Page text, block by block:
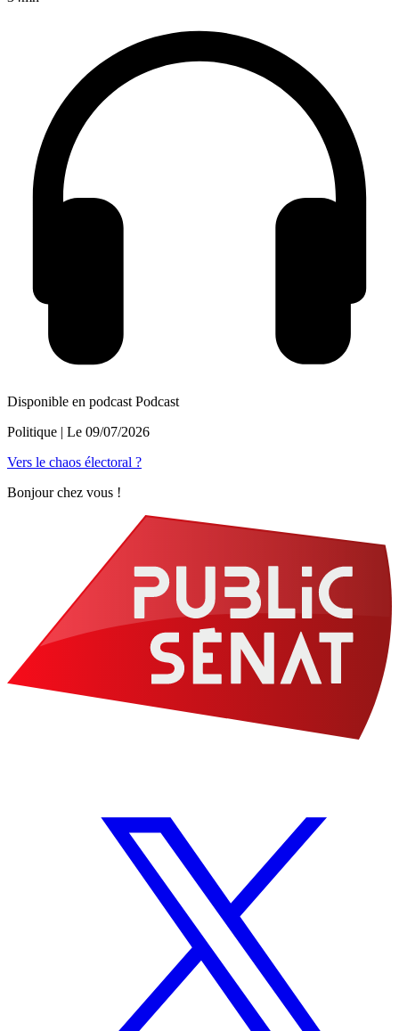
Disponible en podcast Podcast
Politique | Le 09/07/2026
Vers le chaos électoral ?
Bonjour chez vous !